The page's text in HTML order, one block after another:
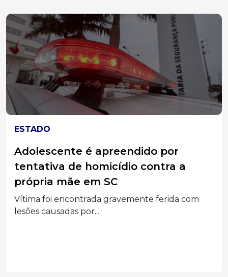
ESTADO
Adolescente é apreendido por
tentativa de homicídio contra a
própria mãe em SC
Vítima foi encontrada gravemente ferida com
lesões causadas por...